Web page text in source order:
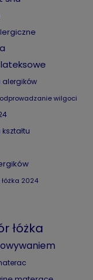
odprowadzanie wilgoci
2024
łóżka